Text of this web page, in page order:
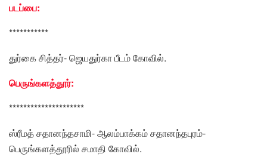
படப்பை:
***********
துர்கை சித்தர்- ஜெயதுர்கா பீடம் கோவில்.
பெருங்களத்தூர்:
*********************
ஸ்ரீமத் சதானந்தசாமி- ஆலம்பாக்கம் சதானந்தபுரம்-
பெருங்களத்தூரில் சமாதி கோவில்.